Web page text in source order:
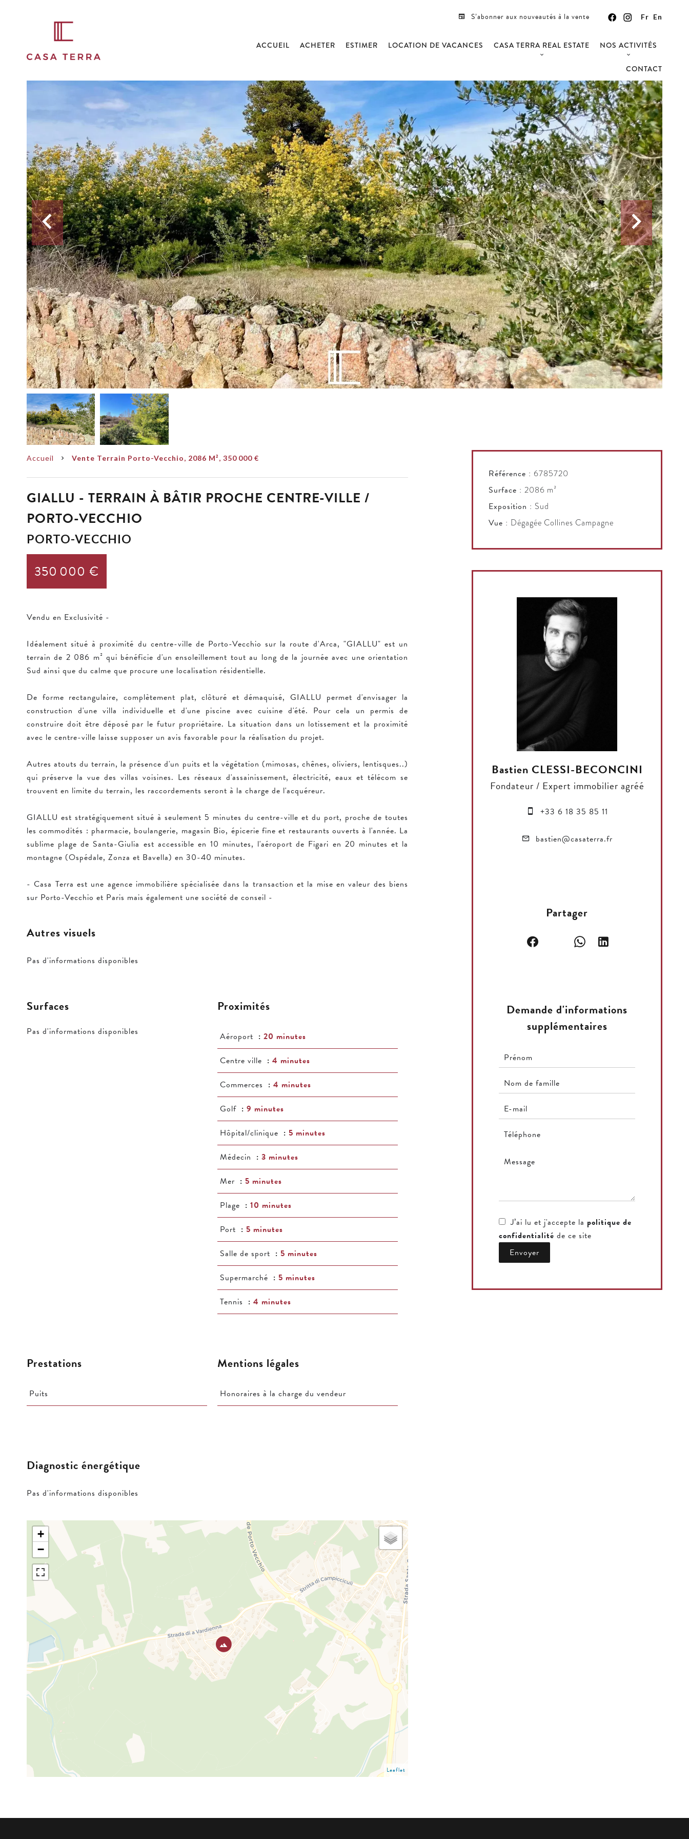
S’abonner aux nouveautés à la vente Fr En
ACCUEIL ACHETER ESTIMER LOCATION DE VACANCES CASA TERRA REAL ESTATE NOS ACTIVITÉS
CONTACT
Accueil Vente Terrain Porto-Vecchio, 2086 M², 350 000 €
GIALLU - TERRAIN À BÂTIR PROCHE CENTRE-VILLE /
PORTO-VECCHIO
PORTO-VECCHIO
350 000 €
Vendu en Exclusivité -
Idéalement situé à proximité du centre-ville de Porto-Vecchio sur la route d'Arca, "GIALLU" est un
terrain de 2 086 m² qui bénéficie d'un ensoleillement tout au long de la journée avec une orientation
Sud ainsi que du calme que procure une localisation résidentielle.
De forme rectangulaire, complètement plat, clôturé et démaquisé, GIALLU permet d'envisager la
construction d'une villa individuelle et d'une piscine avec cuisine d'été. Pour cela un permis de
construire doit être déposé par le futur propriétaire. La situation dans un lotissement et la proximité
avec le centre-ville laisse supposer un avis favorable pour la réalisation du projet.
Autres atouts du terrain, la présence d'un puits et la végétation (mimosas, chênes, oliviers, lentisques..)
qui préserve la vue des villas voisines. Les réseaux d'assainissement, électricité, eaux et télécom se
trouvent en limite du terrain, les raccordements seront à la charge de l'acquéreur.
GIALLU est stratégiquement situé à seulement 5 minutes du centre-ville et du port, proche de toutes
les commodités : pharmacie, boulangerie, magasin Bio, épicerie fine et restaurants ouverts à l'année. La
sublime plage de Santa-Giulia est accessible en 10 minutes, l'aéroport de Figari en 20 minutes et la
montagne (Ospédale, Zonza et Bavella) en 30-40 minutes.
- Casa Terra est une agence immobilière spécialisée dans la transaction et la mise en valeur des biens
sur Porto-Vecchio et Paris mais également une société de conseil -
Autres visuels
Pas d'informations disponibles
Surfaces
Pas d'informations disponibles
Proximités
Aéroport
20 minutes
Centre ville
4 minutes
Commerces
4 minutes
Golf
9 minutes
Hôpital/clinique
5 minutes
Médecin
3 minutes
Mer
5 minutes
Plage
10 minutes
Port
5 minutes
Salle de sport
5 minutes
Supermarché
5 minutes
Tennis
4 minutes
Prestations
Puits
Mentions légales
Honoraires à la charge du vendeur
Diagnostic énergétique
Pas d'informations disponibles
+
−
Leaflet
Référence 6785720
Surface 2086 m²
Exposition Sud
Vue Dégagée Collines Campagne
Bastien CLESSI-BECONCINI
Fondateur / Expert immobilier agréé
+33 6 18 35 85 11
bastien@casaterra.fr
Partager
Demande d'informations
supplémentaires
J’ai lu et j'accepte la politique de
confidentialité de ce site
Envoyer